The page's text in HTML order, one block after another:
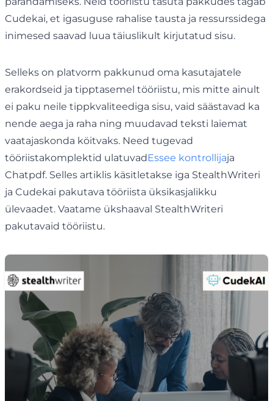
Cudekai, et igasuguse rahalise tausta ja ressurssidega
inimesed saavad luua täiuslikult kirjutatud sisu.
Selleks on platvorm pakkunud oma kasutajatele
erakordseid ja tipptasemel tööriistu, mis mitte ainult
ei paku neile tippkvaliteediga sisu, vaid säästavad ka
nende aega ja raha ning muudavad teksti laiemat
vaatajaskonda köitvaks. Need tugevad
tööriistakomplektid ulatuvadEssee kontrollijaja
Chatpdf. Selles artiklis käsitletakse iga StealthWriteri
ja Cudekai pakutava tööriista üksikasjalikku
ülevaadet. Vaatame ükshaaval StealthWriteri
pakutavaid tööriistu.